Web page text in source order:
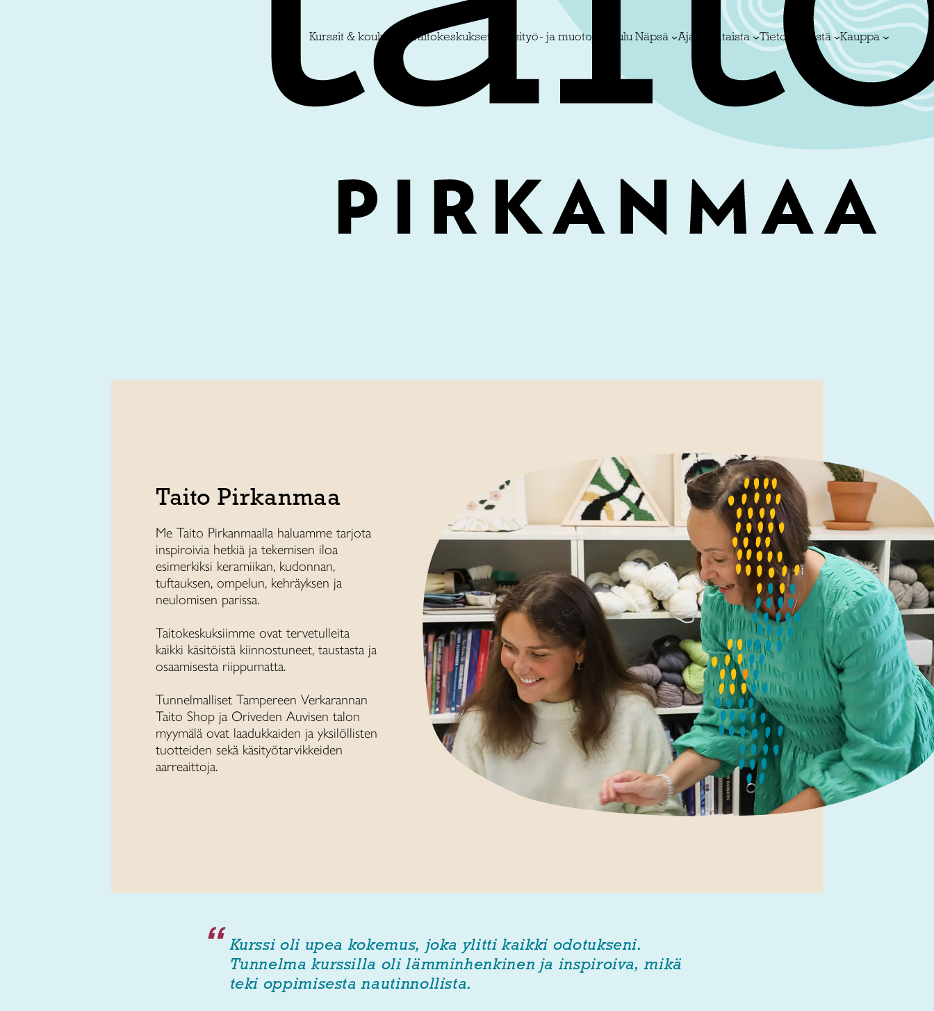
Kurssit & koulutus Taitokeskukset Käsityö- ja muotoilukoulu Näpsä Ajankohtaista Tietoa meistä Kauppa
Taito Pirkanmaa
Me Taito Pirkanmaalla haluamme tarjota
inspiroivia hetkiä ja tekemisen iloa
esimerkiksi keramiikan, kudonnan,
tuftauksen, ompelun, kehräyksen ja
neulomisen parissa.
Taitokeskuksiimme ovat tervetulleita
kaikki käsitöistä kiinnostuneet, taustasta ja
osaamisesta riippumatta.
Tunnelmalliset Tampereen Verkarannan
Taito Shop ja Oriveden Auvisen talon
myymälä ovat laadukkaiden ja yksilöllisten
tuotteiden sekä käsityötarvikkeiden
aarreaittoja.
Kurssi oli upea kokemus, joka ylitti kaikki odotukseni.
Tunnelma kurssilla oli lämminhenkinen ja inspiroiva, mikä
teki oppimisesta nautinnollista.